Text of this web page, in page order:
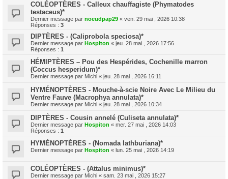
COLÉOPTÈRES - Calleux chauffagiste (Phymatodes
testaceus)*
Dernier message par noeudpap29 « ven. 29 mai , 2026 10:38
Réponses : 3
DIPTÈRES - (Caliprobola speciosa)*
Dernier message par Hospiton « jeu. 28 mai , 2026 17:56
Réponses : 1
HÉMIPTÈRES – Pou des Hespérides, Cochenille marron
(Coccus hesperidum)*
Dernier message par Michi « jeu. 28 mai , 2026 16:11
HYMÉNOPTÈRES - Mouche-à-scie Noire Avec Le Milieu du
Ventre Fauve (Macrophya annulata)*
Dernier message par Michi « jeu. 28 mai , 2026 10:34
DIPTÈRES - Cousin annelé (Culiseta annulata)*
Dernier message par Hospiton « mer. 27 mai , 2026 14:03
Réponses : 1
HYMÉNOPTÈRES - (Nomada lathburiana)*
Dernier message par Hospiton « lun. 25 mai , 2026 14:19
COLÉOPTÈRES - (Attalus minimus)*
Dernier message par Michi « sam. 23 mai , 2026 15:27